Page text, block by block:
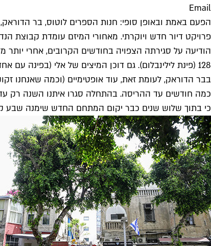
Email
הפעם באמת ובאופן סופי: חנות הספרים לוטוס, בר הדוראק,
פרויקט דיור חדש ויוקרתי. מאחורי המיזם עומדת קבוצת
128 (פינת לילינבלום). גם דוכן המיצים של אלי (בפינה עם אחד העם) הצפין לאלנבי 78 ייסגר לאחר יותר מעשור וחצי.
בבר הדוראק, לעומת זאת, עוד אופטימיים (וכמה שאנחנו
כמה חודשים עד ההריסה. בהתחלה סגרו איתנו השנה רק עד
כי בתוך שלוש שנים כבר יקום המתחם החדש שימנה שבע קומות, 94 דירות מגורים, קומת עסקים (במפלס הקרקע)